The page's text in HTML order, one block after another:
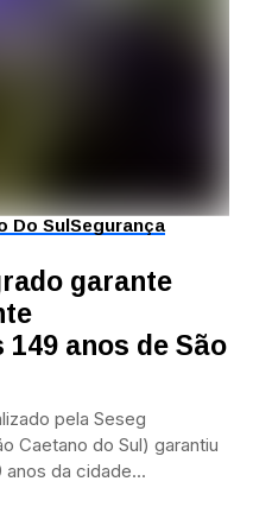
Do SulSegurança
garante
anos de São
pela Seseg
Caetano do Sul) garantiu
da cidade...